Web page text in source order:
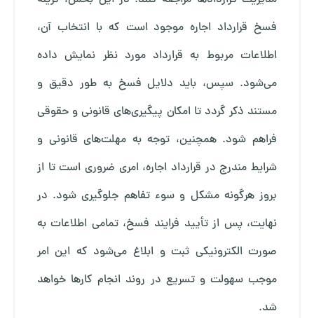
فسخ قرارداد اجاره موجود است که با انتخاب آن،
اطلاعات مربوط به قرارداد مورد نظر نمایش داده
می‌شود. سپس، باید دلایل فسخ به طور دقیق و
مستند ذکر گردد تا امکان پیگیری‌های قانونی و حقوقی
فراهم شود. همچنین، توجه به مهلت‌های قانونی و
شرایط مندرج در قرارداد اجاره، امری ضروری است تا از
بروز هرگونه مشکل و سوء تفاهم جلوگیری شود. در
نهایت، پس از تأیید فرایند فسخ، تمامی اطلاعات به
صورت الکترونیکی ثبت و ابلاغ می‌شود که این امر
موجب سهولت و تسریع در روند انجام کارها خواهد
شد.